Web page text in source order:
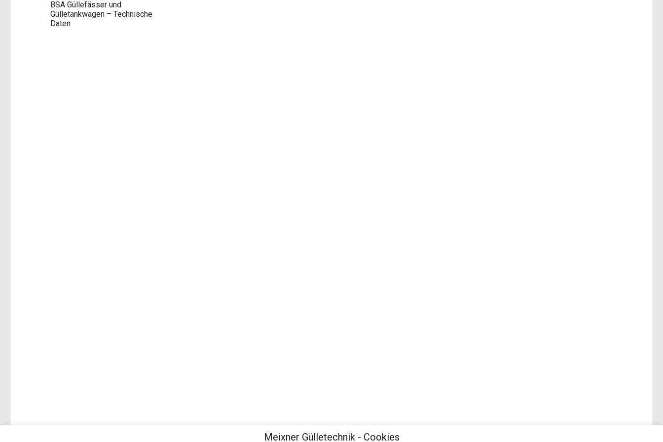
BSA Güllefässer und
Gülletankwagen – Technische
Daten
Meixner Gülletechnik - Cookies